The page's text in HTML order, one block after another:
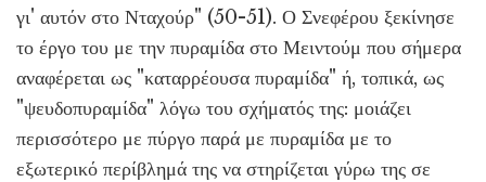
γι' αυτόν στο Νταχούρ" (50-51). Ο Σνεφέρου ξεκίνησε
το έργο του με την πυραμίδα στο Μειντούμ που σήμερα
αναφέρεται ως "καταρρέουσα πυραμίδα" ή, τοπικά, ως
"ψευδοπυραμίδα" λόγω του σχήματός της: μοιάζει
περισσότερο με πύργο παρά με πυραμίδα με το
εξωτερικό περίβλημά της να στηρίζεται γύρω της σε